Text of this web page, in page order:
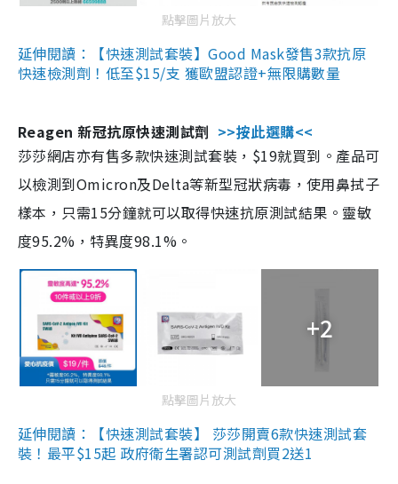
點擊圖片放大
延伸閱讀：【快速測試套裝】Good Mask發售3款抗原
快速檢測劑！低至$15/支 獲歐盟認證+無限購數量
Reagen 新冠抗原快速測試劑 >>按此選購<<
莎莎網店亦有售多款快速測試套裝，$19就買到。產品可
以檢測到Omicron及Delta等新型冠狀病毒，使用鼻拭子
樣本，只需15分鐘就可以取得快速抗原測試結果。靈敏
度95.2%，特異度98.1%。
+2
點擊圖片放大
延伸閱讀：【快速測試套裝】 莎莎開賣6款快速測試套
裝！最平$15起 政府衛生署認可測試劑買2送1